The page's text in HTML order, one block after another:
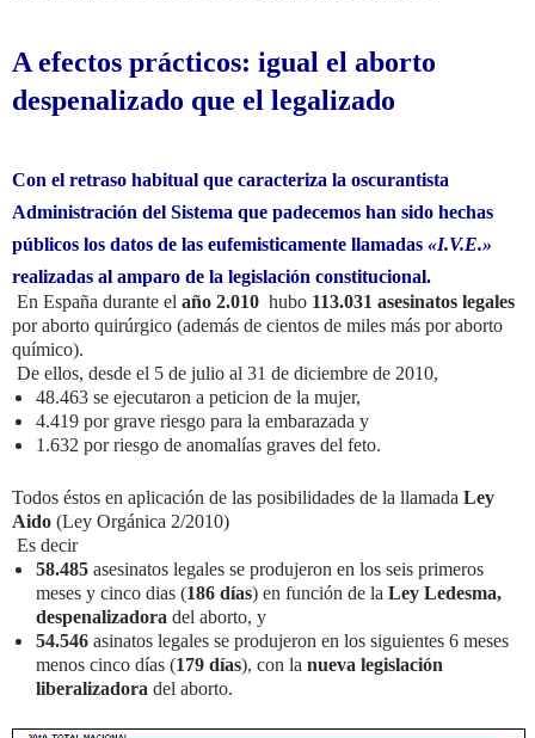
A efectos prácticos: igual el aborto
despenalizado que el legalizado
Con el retraso habitual que caracteriza la oscurantista
Administración del Sistema que padecemos han sido hechas
públicos los datos de las eufemisticamente llamadas «I.V.E.»
realizadas al amparo de la legislación constitucional.
En España durante el año 2.010 hubo 113.031 asesinatos legales
por aborto quirúrgico (además de cientos de miles más por aborto
químico).
De ellos, desde el 5 de julio al 31 de diciembre de 2010,
48.463 se ejecutaron a peticion de la mujer,
4.419 por grave riesgo para la embarazada y
1.632 por riesgo de anomalías graves del feto.
Todos éstos en aplicación de las posibilidades de la llamada Ley
Aido (Ley Orgánica 2/2010)
Es decir
58.485 asesinatos legales se produjeron en los seis primeros
meses y cinco dias (186 días) en función de la Ley Ledesma,
despenalizadora del aborto, y
54.546 asinatos legales se produjeron en los siguientes 6 meses
menos cinco días (179 días), con la nueva legislación
liberalizadora del aborto.